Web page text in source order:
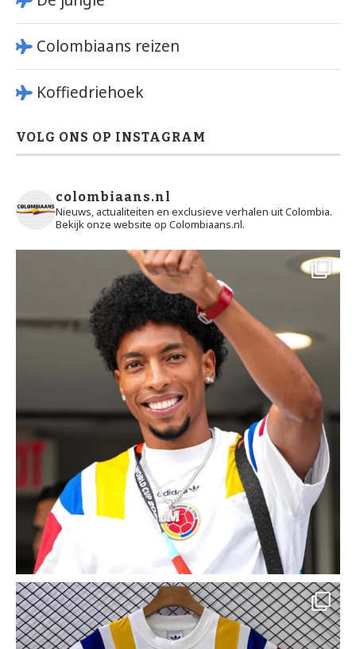
Colombiaans reizen
Koffiedriehoek
VOLG ONS OP INSTAGRAM
colombiaans.nl
Nieuws, actualiteiten en exclusieve verhalen uit Colombia.
Bekijk onze website op Colombiaans.nl.